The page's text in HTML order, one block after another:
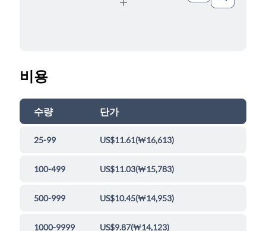
비용
수량 단가
25-99 US$11.61(₩16,613)
100-499 US$11.03(₩15,783)
500-999 US$10.45(₩14,953)
1000-9999 US$9.87(₩14,123)